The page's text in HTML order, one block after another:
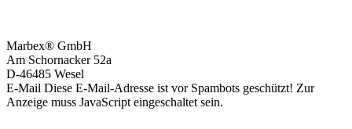
Marbex® GmbH
Am Schornacker 52a
D-46485 Wesel
E-Mail Diese E-Mail-Adresse ist vor Spambots geschützt! Zur
Anzeige muss JavaScript eingeschaltet sein.